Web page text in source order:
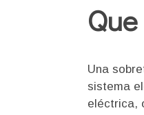
Una
sistema
eléctrica,